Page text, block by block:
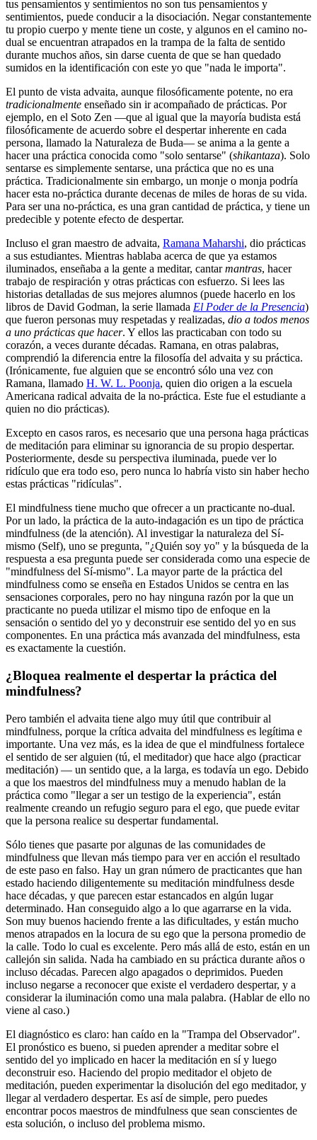
tus pensamientos y sentimientos no son tus pensamientos y
sentimientos, puede conducir a la disociación. Negar constantemente
tu propio cuerpo y mente tiene un coste, y algunos en el camino no-
dual se encuentran atrapados en la trampa de la falta de sentido
durante muchos años, sin darse cuenta de que se han quedado
sumidos en la identificación con este yo que "nada le importa".
El punto de vista advaita, aunque filosóficamente potente, no era
tradicionalmente enseñado sin ir acompañado de prácticas. Por
ejemplo, en el Soto Zen ―que al igual que la mayoría budista está
filosóficamente de acuerdo sobre el despertar inherente en cada
persona, llamado la Naturaleza de Buda― se anima a la gente a
hacer una práctica conocida como "solo sentarse" (shikantaza). Solo
sentarse es simplemente sentarse, una práctica que no es una
práctica. Tradicionalmente sin embargo, un monje o monja podría
hacer esta no-práctica durante decenas de miles de horas de su vida.
Para ser una no-práctica, es una gran cantidad de práctica, y tiene un
predecible y potente efecto de despertar.
Incluso el gran maestro de advaita, Ramana Maharshi, dio prácticas
a sus estudiantes. Mientras hablaba acerca de que ya estamos
iluminados, enseñaba a la gente a meditar, cantarmantras, hacer
trabajo de respiración y otras prácticas con esfuerzo. Si lees las
historias detalladas de sus mejores alumnos (puede hacerlo en los
libros de David Godman, la serie llamada El Poder de la Presencia)
que fueron personas muy respetadas y realizadas, dio a todos menos
a uno prácticas que hacer. Y ellos las practicaban con todo su
corazón, a veces durante décadas. Ramana, en otras palabras,
comprendió la diferencia entre la filosofía del advaita y su práctica.
(Irónicamente, fue alguien que se encontró sólo una vez con
Ramana, llamado H. W. L. Poonja, quien dio origen a la escuela
Americana radical advaita de la no-práctica. Este fue el estudiante a
quien no dio prácticas).
Excepto en casos raros, es necesario que una persona haga prácticas
de meditación para eliminar su ignorancia de su propio despertar.
Posteriormente, desde su perspectiva iluminada, puede ver lo
ridículo que era todo eso, pero nunca lo habría visto sin haber hecho
estas prácticas "ridículas".
El mindfulness tiene mucho que ofrecer a un practicante no-dual.
Por un lado, la práctica de la auto-indagación es un tipo de práctica
mindfulness (de la atención). Al investigar la naturaleza del Sí-
mismo (Self), uno se pregunta, "¿Quién soy yo" y la búsqueda de la
respuesta a esa pregunta puede ser considerada como una especie de
"mindfulness del Sí-mismo". La mayor parte de la práctica del
mindfulness como se enseña en Estados Unidos se centra en las
sensaciones corporales, pero no hay ninguna razón por la que un
practicante no pueda utilizar el mismo tipo de enfoque en la
sensación o sentido del yo y deconstruir ese sentido del yo en sus
componentes. En una práctica más avanzada del mindfulness, esta
es exactamente la cuestión.
¿Bloquea realmente el despertar la práctica del
mindfulness?
Pero también el advaita tiene algo muy útil que contribuir al
mindfulness, porque la crítica advaita del mindfulness es legítima e
importante. Una vez más, es la idea de que el mindfulness fortalece
el sentido de ser alguien (tú, el meditador) que hace algo (practicar
meditación) ― un sentido que, a la larga, es todavía un ego. Debido
a que los maestros del mindfulness muy a menudo hablan de la
práctica como "llegar a ser un testigo de la experiencia", están
realmente creando un refugio seguro para el ego, que puede evitar
que la persona realice su despertar fundamental.
Sólo tienes que pasarte por algunas de las comunidades de
mindfulness que llevan más tiempo para ver en acción el resultado
de este paso en falso. Hay un gran número de practicantes que han
estado haciendo diligentemente su meditación mindfulness desde
hace décadas, y que parecen estar estancados en algún lugar
determinado. Han conseguido algo a lo que agarrarse en la vida.
Son muy buenos haciendo frente a las dificultades, y están mucho
menos atrapados en la locura de su ego que la persona promedio de
la calle. Todo lo cual es excelente. Pero más allá de esto, están en un
callejón sin salida. Nada ha cambiado en su práctica durante años o
incluso décadas. Parecen algo apagados o deprimidos. Pueden
incluso negarse a reconocer que existe el verdadero despertar, y a
considerar la iluminación como una mala palabra. (Hablar de ello no
viene al caso.)
El diagnóstico es claro: han caído en la "Trampa del Observador".
El pronóstico es bueno, si pueden aprender a meditar sobre el
sentido del yo implicado en hacer la meditación en sí y luego
deconstruir eso. Haciendo del propio meditador el objeto de
meditación, pueden experimentar la disolución del ego meditador, y
llegar al verdadero despertar. Es así de simple, pero puedes
encontrar pocos maestros de mindfulness que sean conscientes de
esta solución, o incluso del problema mismo.